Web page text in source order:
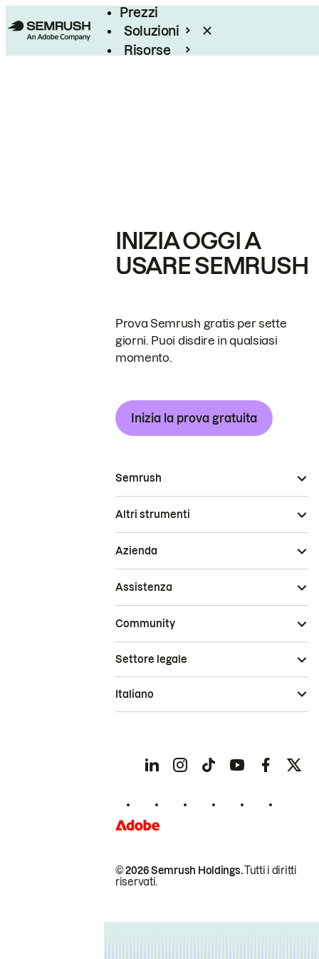
Prezzi
Soluzioni
Risorse
INIZIA OGGI A
USARE SEMRUSH
Prova Semrush gratis per sette
giorni. Puoi disdire in qualsiasi
momento.
Inizia la prova gratuita
Semrush
Altri strumenti
Azienda
Assistenza
Community
© 2026 Semrush Holdings.Tutti i diritti
riservati.
Settore legale
Italiano